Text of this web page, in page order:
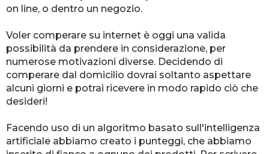
on line, o dentro un negozio.
Voler comperare su internet è oggi una valida
possibilità da prendere in considerazione, per
numerose motivazioni diverse. Decidendo di
comperare dal domicilio dovrai soltanto aspettare
alcuni giorni e potrai ricevere in modo rapido ciò che
desideri!
Facendo uso di un algoritmo basato sull'intelligenza
artificiale abbiamo creato i punteggi, che abbiamo